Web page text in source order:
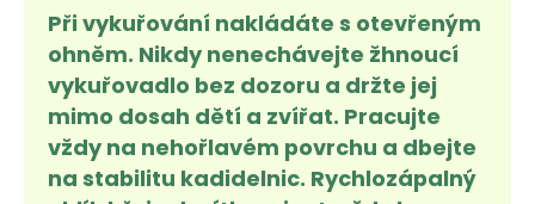
Při vykuřování nakládáte s otevřeným
ohněm. Nikdy nenechávejte žhnoucí
vykuřovadlo bez dozoru a držte jej
mimo dosah dětí a zvířat. Pracujte
vždy na nehořlavém povrchu a dbejte
na stabilitu kadidelnic. Rychlozápalný